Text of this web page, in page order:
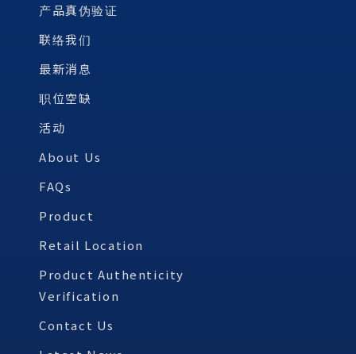
产品真伪验证
联络我们
最新消息
职位空缺
活动
About Us
FAQs
Product
Retail Location
Product Authenticity
Verification
Contact Us